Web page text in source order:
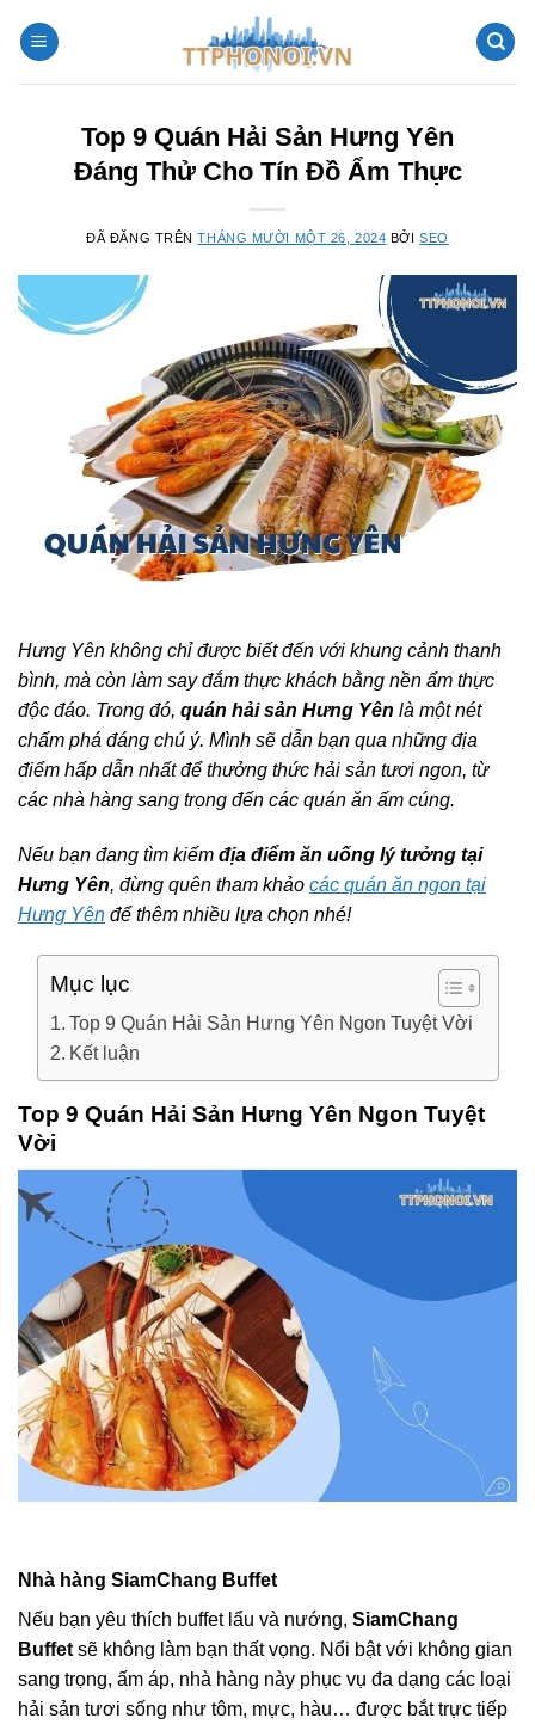
đến
Top 9 Quán Hải Sản Hưng Yên
Đáng Thử Cho Tín Đồ Ẩm Thực
ĐÃ ĐĂNG TRÊNTHÁNG MƯỜI MỘT 26, 2024 BỞISEO
Hưng Yên không chỉ được biết đến với khung cảnh thanh
bình, mà còn làm say đắm thực khách bằng nền ẩm thực
độc đáo. Trong đó, quán hải sản Hưng Yên là một nét
chấm phá đáng chú ý. Mình sẽ dẫn bạn qua những địa
điểm hấp dẫn nhất để thưởng thức hải sản tươi ngon, từ
các nhà hàng sang trọng đến các quán ăn ấm cúng.
Nếu bạn đang tìm kiếm địa điểm ăn uống lý tưởng tại
Hưng Yên, đừng quên tham khảo các quán ăn ngon tại
Hưng Yên để thêm nhiều lựa chọn nhé!
Mục lục
Top 9 Quán Hải Sản Hưng Yên Ngon Tuyệt Vời
Kết luận
Top 9 Quán Hải Sản Hưng Yên Ngon Tuyệt
Vời
Nhà hàng SiamChang Buffet
Nếu bạn yêu thích buffet lẩu và nướng, SiamChang
Buffet sẽ không làm bạn thất vọng. Nổi bật với không gian
sang trọng, ấm áp, nhà hàng này phục vụ đa dạng các loại
hải sản tươi sống như tôm, mực, hàu… được bắt trực tiếp